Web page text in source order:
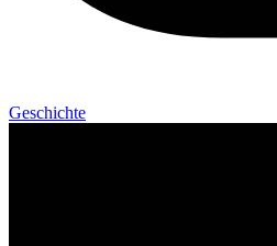
Geschichte